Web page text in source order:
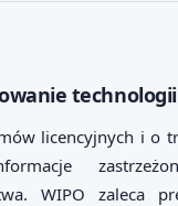
licencyjnych i o
WIPO zaleca